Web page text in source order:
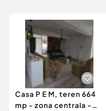
Casa P E M, teren 664
mp - zona centrala -